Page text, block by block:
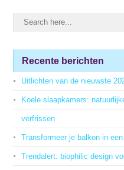
Recente berichten
Uitlichten van de nieuwste
Koele slaapkamers:
verfrissen
Transformeer je balkon in
Trendalert: biophilic design